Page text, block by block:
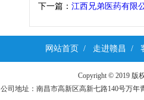
下一篇： 江西兄弟医药有限
网站首页 / 走进赣昌 /
Copyright © 2019
公司地址：南昌市高新区高新七路140号万年